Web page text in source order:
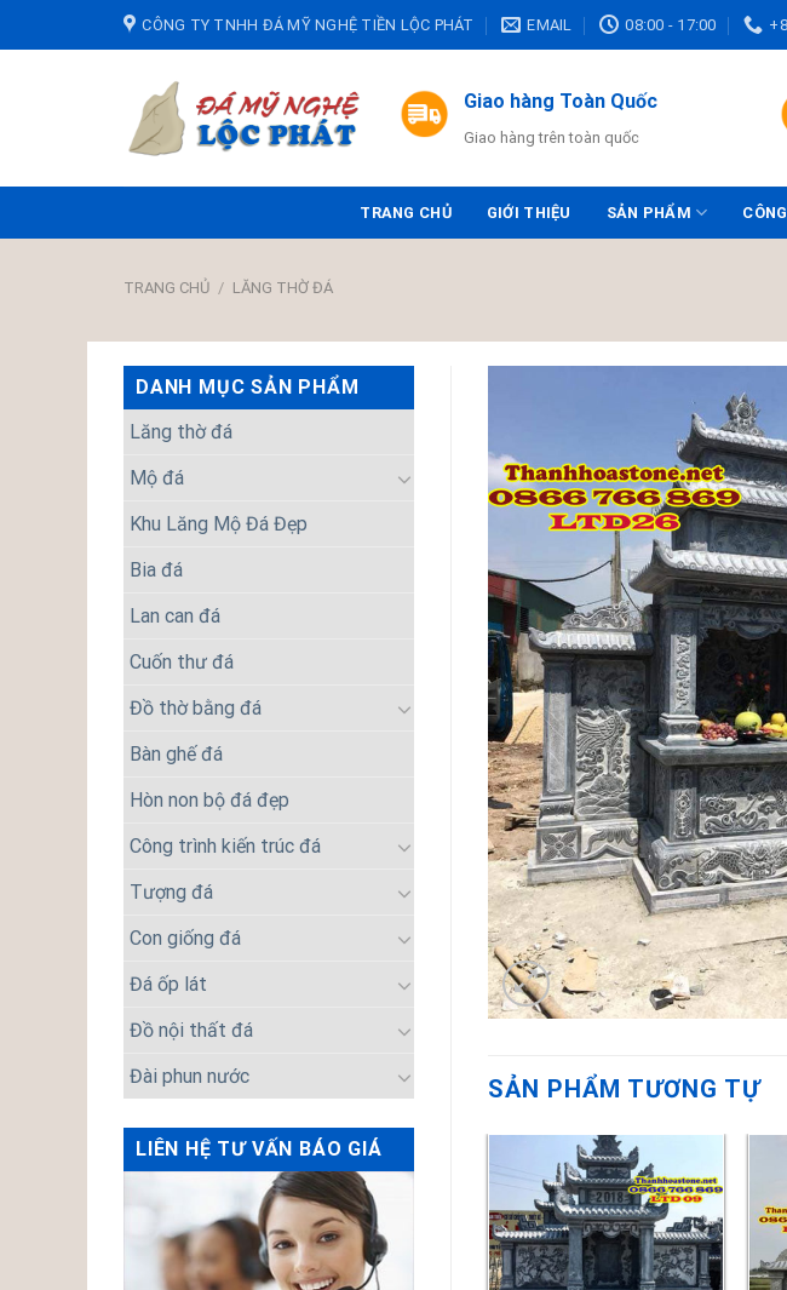
to
CÔNG TY TNHH ĐÁ MỸ NGHỆ TIỀN LỘC PHÁT EMAIL 08:00 - 17:00
Giao hàng Toàn Quốc
Giao hàng trên toàn quốc
TRANG CHỦ GIỚI THIỆU SẢN PHẨM
TRANG CHỦ / LĂNG THỜ ĐÁ
DANH MỤC SẢN PHẨM
Lăng thờ đá
Mộ đá
Khu Lăng Mộ Đá Đẹp
Bia đá
Lan can đá
Cuốn thư đá
Đồ thờ bằng đá
Bàn ghế đá
Hòn non bộ đá đẹp
Công trình kiến trúc đá
Tượng đá
Con giống đá
Đá ốp lát
Đồ nội thất đá
Đài phun nước
LIÊN HỆ TƯ VẤN BÁO GIÁ
SẢN PHẨM TƯƠNG TỰ